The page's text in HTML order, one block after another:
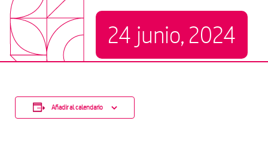
24 junio, 2024
Añadir al calendario